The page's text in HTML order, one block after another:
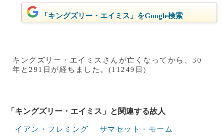
「キングズリー・エイミス」をGoogle検索
キングズリー・エイミスさんが亡くなってから、30
年と291日が経ちました。(11249日)
「キングズリー・エイミス」と関連する故人
イアン・フレミング サマセット・モーム